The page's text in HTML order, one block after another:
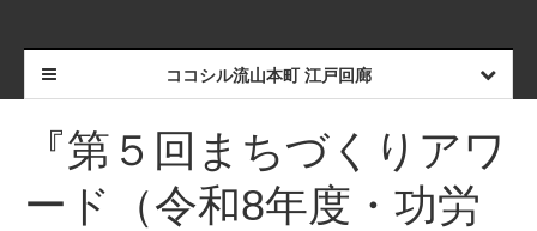
ココシル流山本町 江戸回廊
『第５回まちづくりアワ
ード（令和8年度・功労